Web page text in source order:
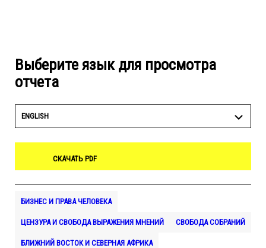
Выберите язык для просмотра
отчета
ENGLISH
СКАЧАТЬ PDF
БИЗНЕС И ПРАВА ЧЕЛОВЕКА
ЦЕНЗУРА И СВОБОДА ВЫРАЖЕНИЯ МНЕНИЙ СВОБОДА СОБРАНИЙ
БЛИЖНИЙ ВОСТОК И СЕВЕРНАЯ АФРИКА